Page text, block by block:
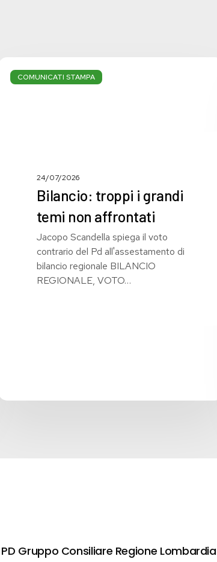
COMUNICATI STAMPA
troppi
24/07/2026
Bilancio: troppi i grandi
temi non affrontati
Jacopo Scandella spiega il voto
contrario del Pd all'assestamento di
bilancio regionale BILANCIO
REGIONALE, VOTO…
PD Gruppo Consiliare Regione Lombardia